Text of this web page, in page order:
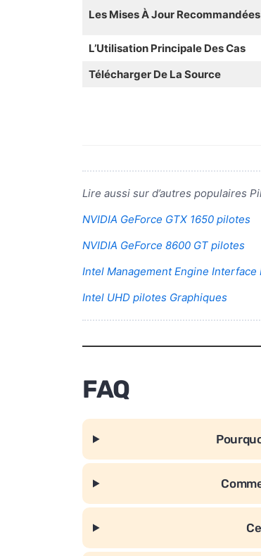
Les Mises À Jour Recommandées
L’Utilisation Principale Des Cas
Télécharger De La Source
Lire aussi sur d’autres populaires
NVIDIA GeForce GTX 1650 pilotes
NVIDIA GeForce 8600 GT pilotes
Intel Management Engine Interface
Intel UHD pilotes Graphiques
FAQ